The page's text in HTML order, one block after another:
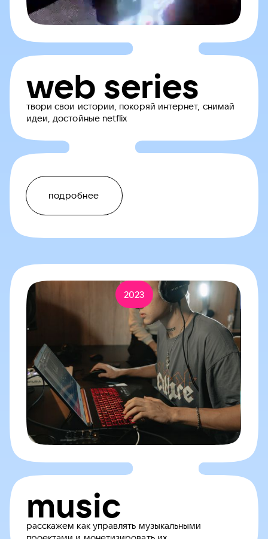
web series
твори свои истории, покоряй интернет, снимай
идеи, достойные netflix
подробнее
music
расскажем как управлять музыкальными
2023